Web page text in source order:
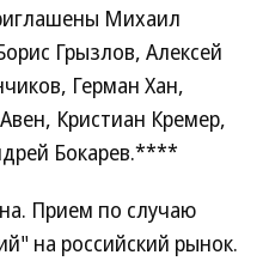
Михаил
Грызлов, Алексей
Герман Хан,
Кристиан Кремер,
Бокарев.****
Прием по случаю
на российский рынок.